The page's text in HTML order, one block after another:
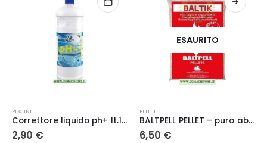
ESAURITO
PELLET
BALTPELL PELLET – puro abete e pino – sacco da 15Kg – ENplus A1 – ID IT319
6,50€
TAGLIAERBA E UTENSILI
Pompa Irroratrice a batteria litio – LIF
85,50